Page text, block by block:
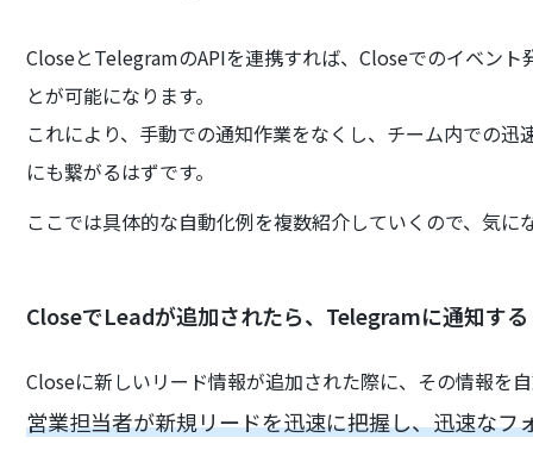
CloseとTelegramのAPIを連携すれば、Closeでのイベン
とが可能になります。
これにより、手動での通知作業をなくし、チーム内での
にも繋がるはずです。
ここでは具体的な自動化例を複数紹介していくので、気
CloseでLeadが追加されたら、Telegramに通知する
Closeに新しいリード情報が追加された際に、その情報を
営業担当者が新規リードを迅速に把握し、迅速なフ